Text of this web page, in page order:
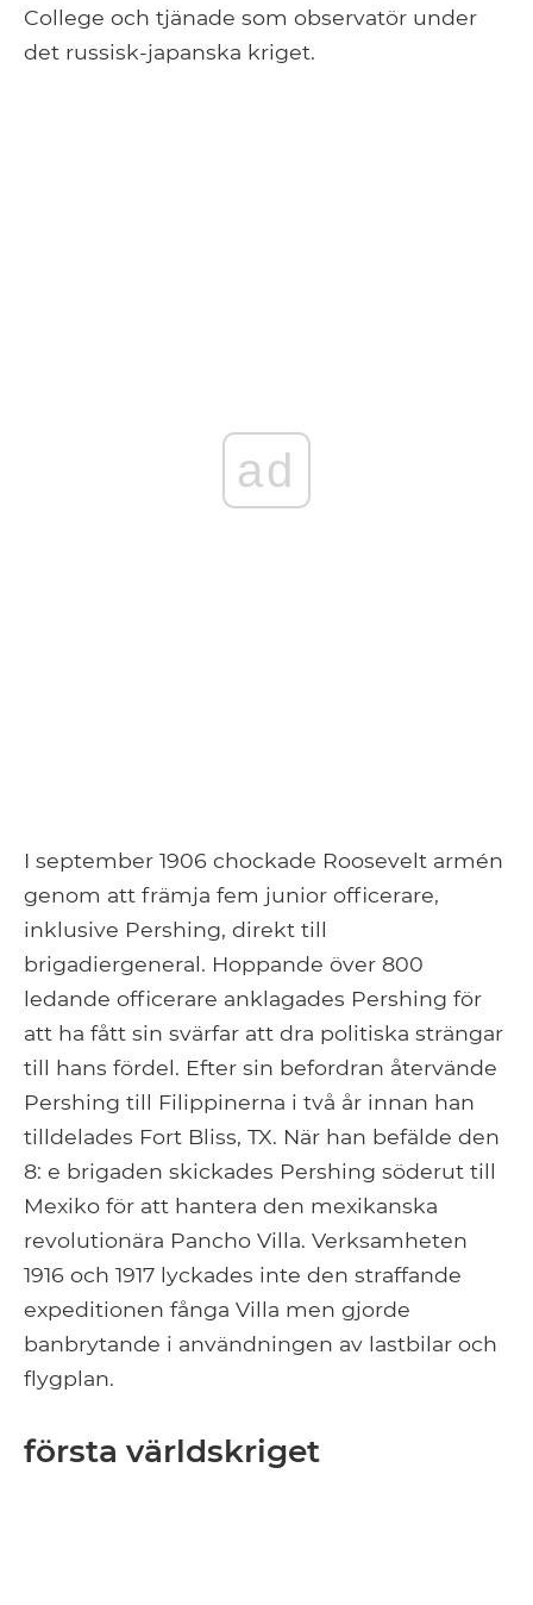
College och tjänade som observatör under
det russisk-japanska kriget.
ad
I september 1906 chockade Roosevelt armén
genom att främja fem junior officerare,
inklusive Pershing, direkt till
brigadiergeneral. Hoppande över 800
ledande officerare anklagades Pershing för
att ha fått sin svärfar att dra politiska strängar
till hans fördel. Efter sin befordran återvände
Pershing till Filippinerna i två år innan han
tilldelades Fort Bliss, TX. När han befälde den
8: e brigaden skickades Pershing söderut till
Mexiko för att hantera den mexikanska
revolutionära Pancho Villa. Verksamheten
1916 och 1917 lyckades inte den straffande
expeditionen fånga Villa men gjorde
banbrytande i användningen av lastbilar och
flygplan.
första världskriget